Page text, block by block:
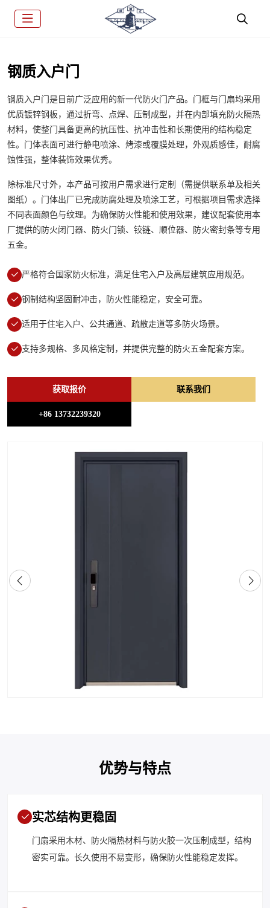
钢质入户门
钢质入户门是目前广泛应用的新一代防火门产品。门框与门扇均采用
优质镀锌钢板，通过折弯、点焊、压制成型，并在内部填充防火隔热
材料，使整门具备更高的抗压性、抗冲击性和长期使用的结构稳定
性。门体表面可进行静电喷涂、烤漆或覆膜处理，外观质感佳，耐腐
蚀性强，整体装饰效果优秀。
除标准尺寸外，本产品可按用户需求进行定制（需提供联系单及相关
图纸）。门体出厂已完成防腐处理及喷涂工艺，可根据项目需求选择
不同表面颜色与纹理。为确保防火性能和使用效果，建议配套使用本
厂提供的防火闭门器、防火门锁、铰链、顺位器、防火密封条等专用
五金。
严格符合国家防火标准，满足住宅入户及高层建筑应用规范。
钢制结构坚固耐冲击，防火性能稳定，安全可靠。
适用于住宅入户、公共通道、疏散走道等多防火场景。
支持多规格、多风格定制，并提供完整的防火五金配套方案。
获取报价 联系我们
+86 13732239320
优势与特点
实芯结构更稳固
门扇采用木材、防火隔热材料与防火胶一次压制成型，结构
密实可靠。长久使用不易变形，确保防火性能稳定发挥。